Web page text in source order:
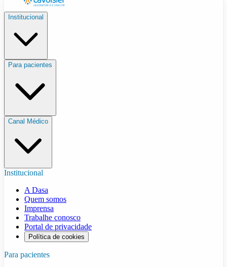
Institucional
Para pacientes
Canal Médico
Institucional
A Dasa
Quem somos
Imprensa
Trabalhe conosco
Portal de privacidade
Política de cookies
Para pacientes